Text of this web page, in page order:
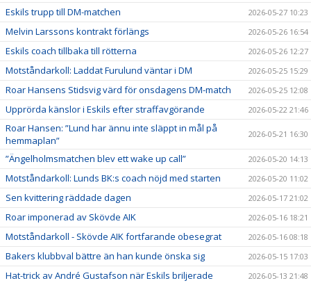
Eskils trupp till DM-matchen 2026-05-27 10:23
Melvin Larssons kontrakt förlängs 2026-05-26 16:54
Eskils coach tillbaka till rötterna 2026-05-26 12:27
Motståndarkoll: Laddat Furulund väntar i DM 2026-05-25 15:29
Roar Hansens Stidsvig värd för onsdagens DM-match 2026-05-25 12:08
Upprörda känslor i Eskils efter straffavgörande 2026-05-22 21:46
Roar Hansen: ”Lund har ännu inte släppt in mål på
hemmaplan”
2026-05-21 16:30
”Ängelholmsmatchen blev ett wake up call” 2026-05-20 14:13
Motståndarkoll: Lunds BK:s coach nöjd med starten 2026-05-20 11:02
Sen kvittering räddade dagen 2026-05-17 21:02
Roar imponerad av Skövde AIK 2026-05-16 18:21
Motståndarkoll - Skövde AIK fortfarande obesegrat 2026-05-16 08:18
Bakers klubbval bättre än han kunde önska sig 2026-05-15 17:03
Hat-trick av André Gustafson när Eskils briljerade 2026-05-13 21:48